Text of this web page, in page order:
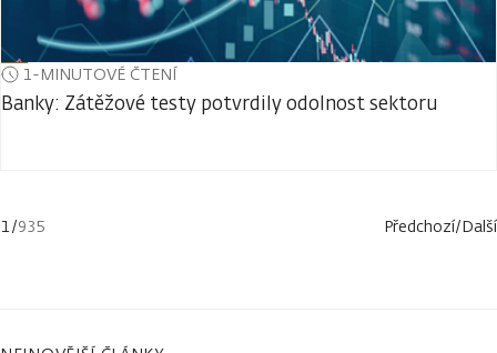
1-MINUTOVÉ ČTENÍ
Banky: Zátěžové testy potvrdily odolnost sektoru
1/935 Předchozí/Další